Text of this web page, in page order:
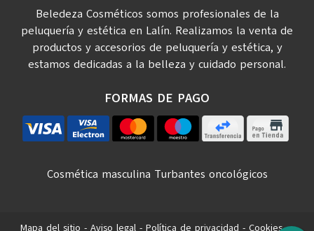
Beledeza Cosméticos somos profesionales de la
peluquería y estética en Lalín. Realizamos la venta de
productos y accesorios de peluquería y estética, y
estamos dedicadas a la belleza y cuidado personal.
FORMAS DE PAGO
Cosmética masculina Turbantes oncológicos
Mapa del sitio - Aviso legal- Política de privacidad - Cookies-